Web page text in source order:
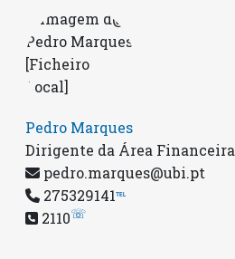
Pedro Marques
Dirigente da Área Financeira
pedro.marques@ubi.pt
275329141℡
2110☏